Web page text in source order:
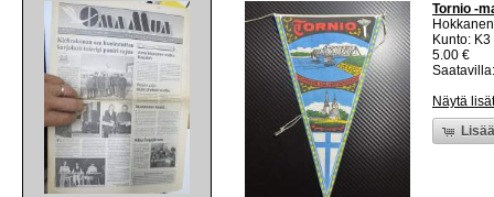
Tornio -
Kunto:
5.00 €
Näytä